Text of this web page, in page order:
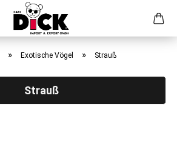
» Exotische Vögel » Strauß
Strauß